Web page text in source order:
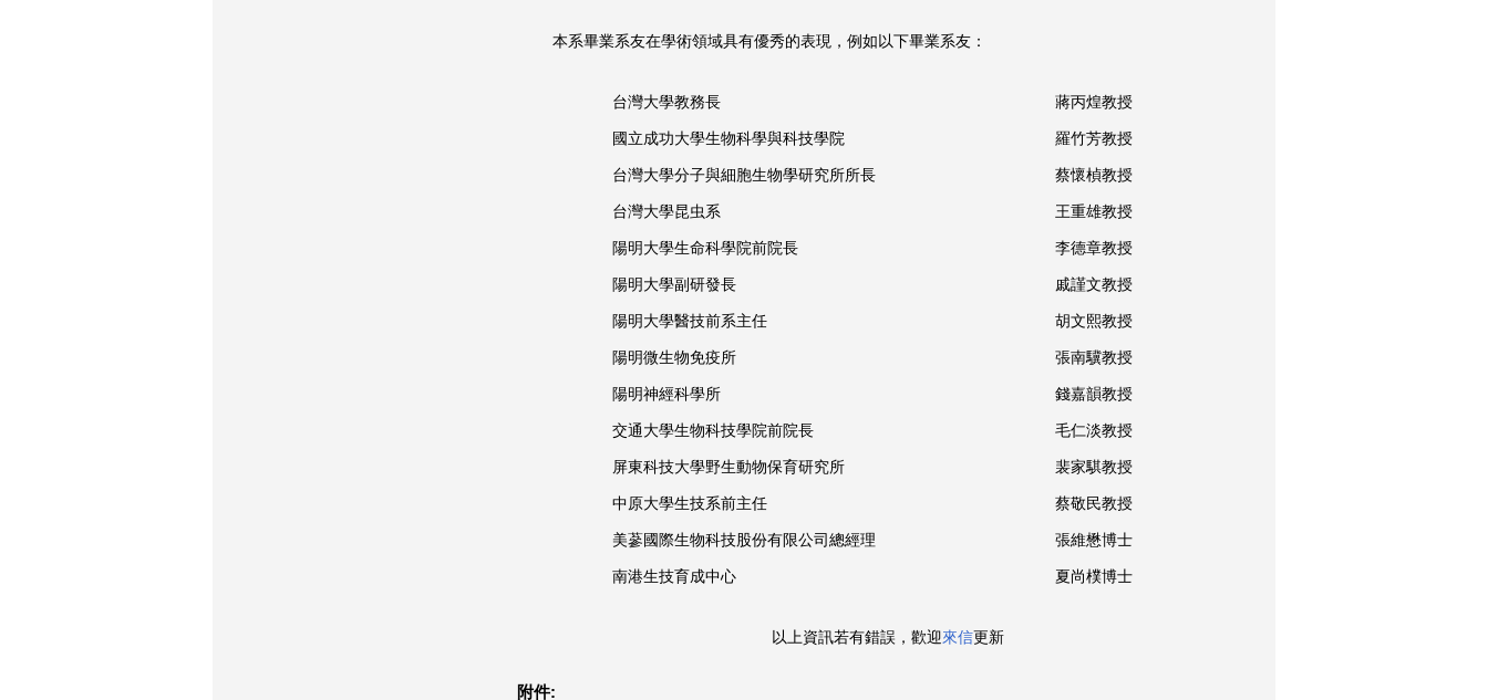
本系畢業系友在學術領域具有優秀的表現，例如以下畢業系友：
台灣大學教務長 蔣丙煌教授
國立成功大學生物科學與科技學院 羅竹芳教授
台灣大學分子與細胞生物學研究所所長 蔡懷楨教授
台灣大學昆虫系 王重雄教授
陽明大學生命科學院前院長 李德章教授
陽明大學副研發長 戚謹文教授
陽明大學醫技前系主任 胡文熙教授
陽明微生物免疫所 張南驥教授
陽明神經科學所 錢嘉韻教授
交通大學生物科技學院前院長 毛仁淡教授
屏東科技大學野生動物保育研究所 裴家騏教授
中原大學生技系前主任 蔡敬民教授
美蔘國際生物科技股份有限公司總經理 張維懋博士
南港生技育成中心 夏尚樸博士
以上資訊若有錯誤，歡迎來信更新
附件: